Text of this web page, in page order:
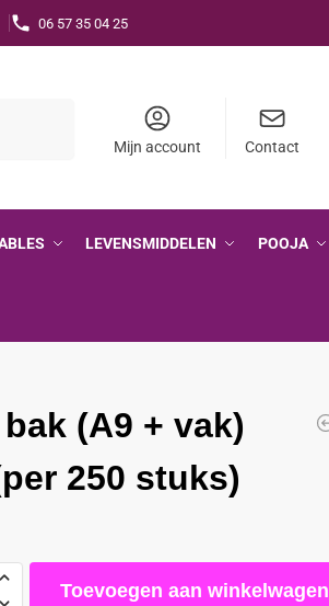
06 57 35 04 25
Mijn account Contact
LEVENSMIDDELEN POOJA
(A9 + vak)
250 stuks)
Toevoegen aan winkelwagen